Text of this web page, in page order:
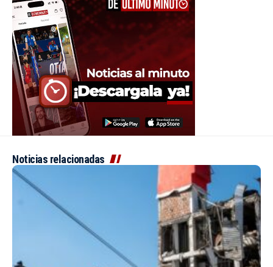
Noticias relacionadas